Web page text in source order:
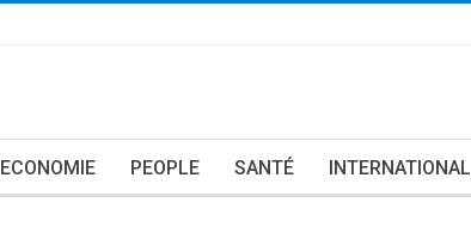
ECONOMIE PEOPLE SANTÉ INTERNATIONAL